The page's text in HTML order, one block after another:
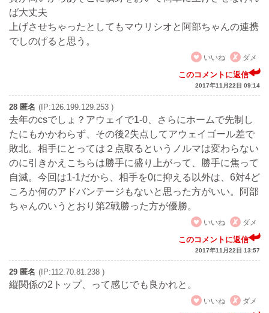
ば大丈夫
上げさせちゃったとしてもマウリシオと阿部ちゃんの連携
でしのげると思う。
いいね
ダメ
このコメントに返信
2017年11月22日 09:14
28 匿名 (IP:126.199.129.253 )
去年のcsでしょ？アウェイで1-0、さらにホームで先制し
たにもかかわらず、その後2失点してアウェイゴール差で
敗北。相手にとっては２点取るというノルマは変わらない
のに引きかえこちらは勝手に盛り上がって、勝手に焦って
自滅。今回は1-1だから、相手を0に抑える以外は、6対4ど
ころか何のアドバンテージもないと思った方がいい。阿部
ちゃんのいうとおり第2戦勝った方が優勝。
いいね
ダメ
このコメントに返信
2017年11月22日 13:57
29 匿名 (IP:112.70.81.238 )
縦関係の2トップ、って感じでも良かれと。
いいね
ダメ